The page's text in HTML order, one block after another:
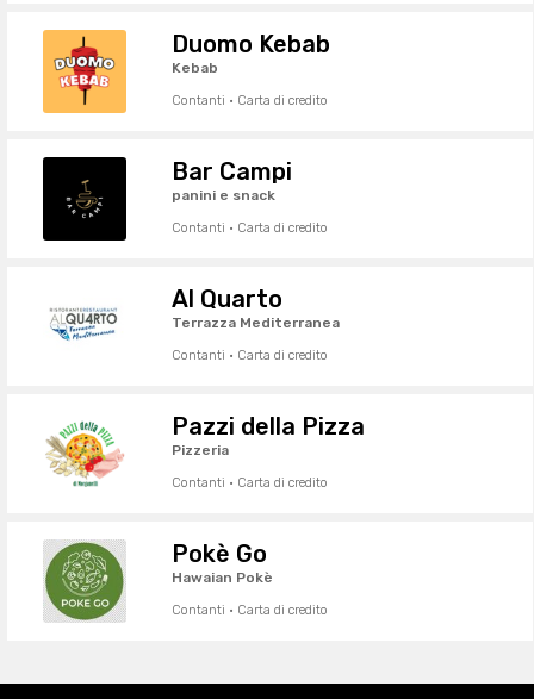
Duomo Kebab
Kebab
Contanti · Carta di credito
Bar Campi
panini e snack
Contanti · Carta di credito
Al Quarto
Terrazza Mediterranea
Contanti · Carta di credito
Pazzi della Pizza
Pizzeria
Contanti · Carta di credito
Pokè Go
Hawaian Pokè
Contanti · Carta di credito